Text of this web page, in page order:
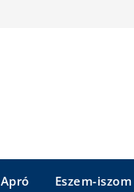
Apró Eszem-iszom